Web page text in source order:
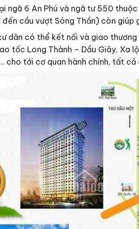
6 An Phú và ngã tư 550
cầu vượt Sóng Thần) còn
dân có thể kết nối và giao
tốc Long Thành – Dầu Giây, Xa
tới cơ quan hành chính, tất